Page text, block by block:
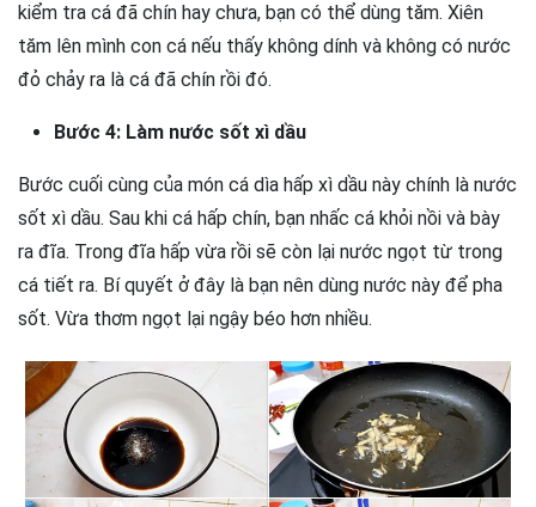
kiểm tra cá đã chín hay chưa, bạn có thể dùng tăm. Xiên
tăm lên mình con cá nếu thấy không dính và không có nước
đỏ chảy ra là cá đã chín rồi đó.
Bước 4: Làm nước sốt xì dầu
Bước cuối cùng của món cá dìa hấp xì dầu này chính là nước
sốt xì dầu. Sau khi cá hấp chín, bạn nhấc cá khỏi nồi và bày
ra đĩa. Trong đĩa hấp vừa rồi sẽ còn lại nước ngọt từ trong
cá tiết ra. Bí quyết ở đây là bạn nên dùng nước này để pha
sốt. Vừa thơm ngọt lại ngậy béo hơn nhiều.